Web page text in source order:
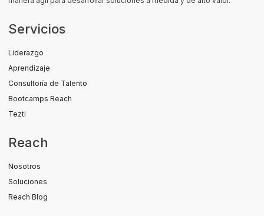
Servicios
Liderazgo
Aprendizaje
Consultoría de Talento
Bootcamps Reach
Tezti
Reach
Nosotros
Soluciones
Reach Blog